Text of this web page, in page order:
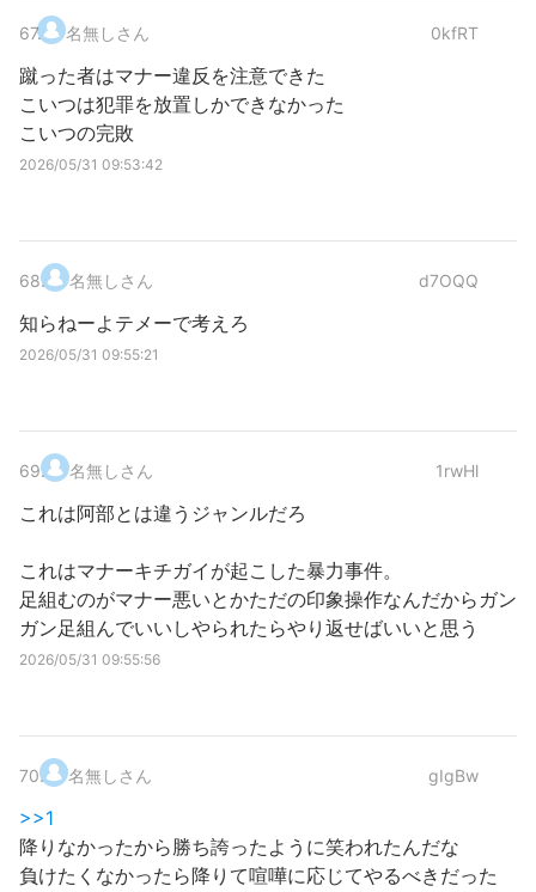
67. 名無しさん 0kfRT
蹴った者はマナー違反を注意できた
こいつは犯罪を放置しかできなかった
こいつの完敗
2026/05/31 09:53:42
68. 名無しさん d7OQQ
知らねーよテメーで考えろ
2026/05/31 09:55:21
69. 名無しさん 1rwHl
これは阿部とは違うジャンルだろ
これはマナーキチガイが起こした暴力事件。
足組むのがマナー悪いとかただの印象操作なんだからガン
ガン足組んでいいしやられたらやり返せばいいと思う
2026/05/31 09:55:56
70. 名無しさん gIgBw
>>1
降りなかったから勝ち誇ったように笑われたんだな
負けたくなかったら降りて喧嘩に応じてやるべきだった